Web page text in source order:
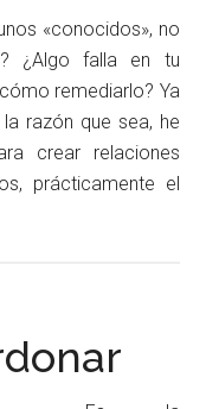
«conocidos», no
¿Algo falla en tu
remediarlo? Ya
razón que sea, he
crear relaciones
prácticamente el